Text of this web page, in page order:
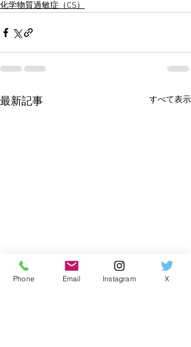
化学物質過敏症（CS）
最新記事 すべて表示
Phone Email Instagram X